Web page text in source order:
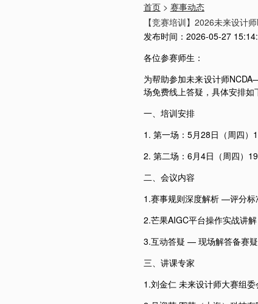
首页> 赛事动态
【竞赛培训】2026未来设计
发布时间： 2026-05-27
各位参赛师生：
为帮助参加未来设计师
场免费线上答疑，具体安排如
一、培训安排
1. 第一场：5月28日（周四）
2. 第二场：6月4日（周四）
二、会议内容
1.赛事规则深度解析 —评分标
2.芒果AIGC平台操作实战讲
3.互动答疑 — 现场解答备赛
三、讲课专家
1.刘金仁 未来设计师大赛组